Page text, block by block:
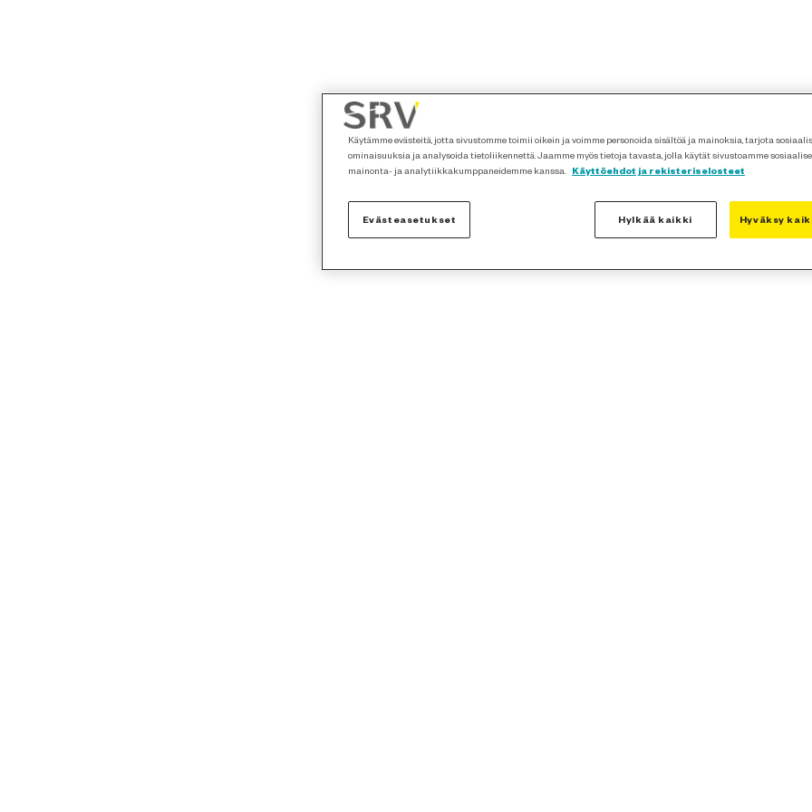
Käytämme evästeitä, jotta sivustomme toimii oikein ja voimme personoida sisältöä ja mainoksia, tarjota
ominaisuuksia ja analysoida tietoliikennettä. Jaamme myös tietoja tavasta, jolla käytät sivustoamme
mainonta- ja analytiikkakumppaneidemme kanssa.
Käyttöehdot ja rekisteriselosteet
Evästeasetukset Hylkää kaikki Hyväksy